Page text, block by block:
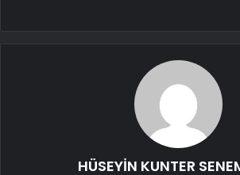
HÜSEYİN KUNTER